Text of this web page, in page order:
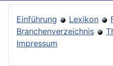
Einführung Lexikon
Branchenverzeichnis
Impressum